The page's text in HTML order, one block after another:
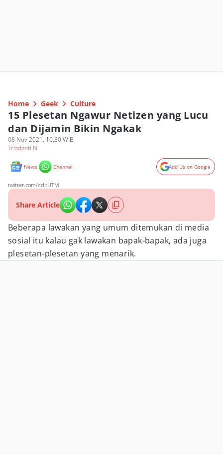
Home Geek Culture
15 Plesetan Ngawur Netizen yang Lucu
dan Dijamin Bikin Ngakak
08 Nov 2021, 10:30 WIB
Triadanti N
News Channel Add Us on Google
twitter.com/aditUTM
Share Article
Beberapa lawakan yang umum ditemukan di media
sosial itu kalau gak lawakan bapak-bapak, ada juga
plesetan-plesetan yang menarik.